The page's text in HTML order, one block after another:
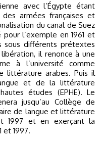
avec l’Égypte étant
des armées françaises et
du canal de Suez
l’exemple en 1961 et
sous différents prétextes
il renonce à une
à l’université comme
littérature arabes. Puis il
et de la littérature
études (EPHE). Le
jusqu’au Collège de
de langue et littérature
1997 et en exerçant la
et 1997.